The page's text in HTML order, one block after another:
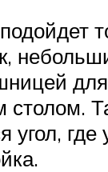
для
столом.
угол, где